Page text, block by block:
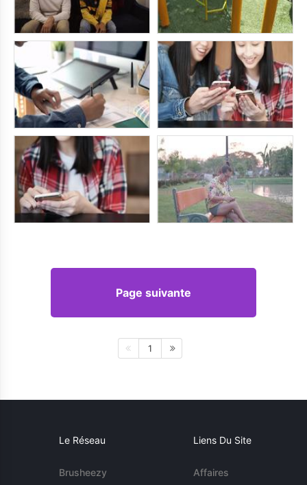
Page suivante
1
Le Réseau
Brusheezy
Liens Du Site
Affaires